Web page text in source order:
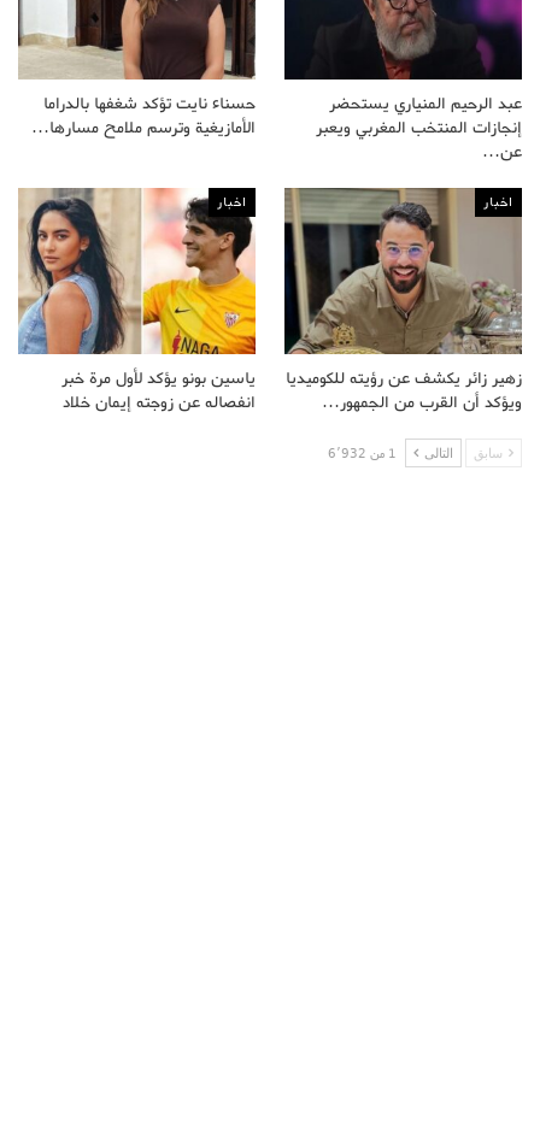
عبد الرحيم المنياري يستحضر
إنجازات المنتخب المغربي ويعبر
عن…
حسناء نايت تؤكد شغفها بالدراما
الأمازيغية وترسم ملامح مسارها…
اخبار
زهير زائر يكشف عن رؤيته للكوميديا
ويؤكد أن القرب من الجمهور…
اخبار
ياسين بونو يؤكد لأول مرة خبر
انفصاله عن زوجته إيمان خلاد
سابق التالى 1 من 6٬932